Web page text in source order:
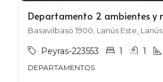
Basavilbaso 1900, Lanús Este, Lanús
Peyras-223553 1 1
DEPARTAMENTOS